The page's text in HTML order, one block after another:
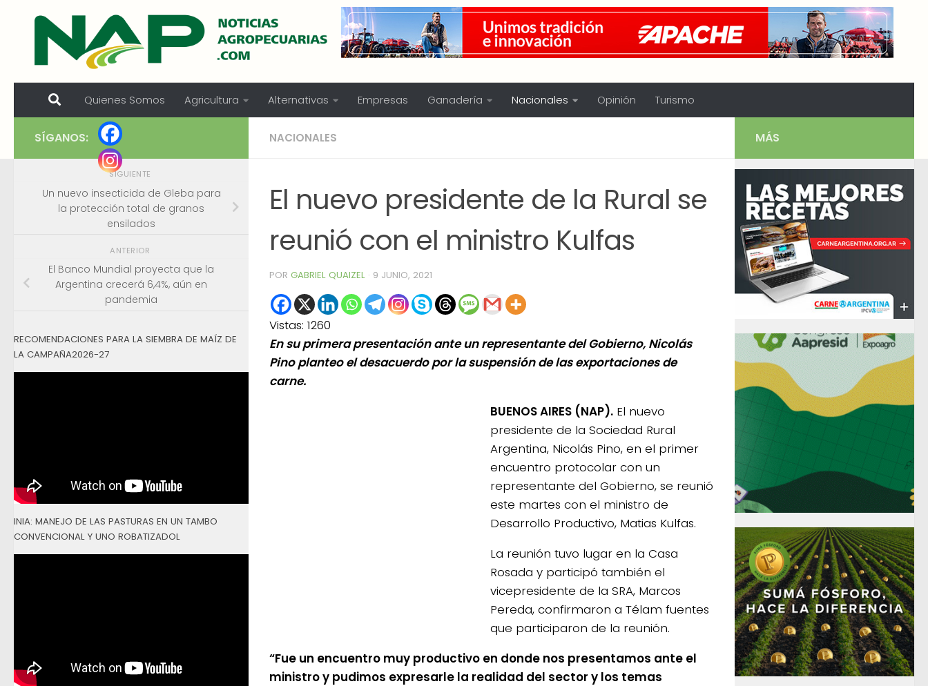
Skip to content
Quienes Somos Agricultura Alternativas Empresas Ganadería Nacionales Opinión Turismo
NACIONALES
El nuevo presidente de la Rural se
reunió con el ministro Kulfas
POR GABRIEL QUAIZEL · 9 JUNIO, 2021
Vistas: 1260
En su primera presentación ante un representante del Gobierno, Nicolás
Pino planteo el desacuerdo por la suspensión de las exportaciones de
carne.
BUENOS AIRES (NAP). El nuevo
presidente de la Sociedad Rural
Argentina, Nicolás Pino, en el primer
encuentro protocolar con un
representante del Gobierno, se reunió
este martes con el ministro de
Desarrollo Productivo, Matias Kulfas.
La reunión tuvo lugar en la Casa
Rosada y participó también el
vicepresidente de la SRA, Marcos
Pereda, confirmaron a Télam fuentes
que participaron de la reunión.
“Fue un encuentro muy productivo en donde nos presentamos ante el
ministro y pudimos expresarle la realidad del sector y los temas
SÍGANOS:
SIGUIENTE
Un nuevo insecticida de Gleba para
la protección total de granos
ensilados
ANTERIOR
El Banco Mundial proyecta que la
Argentina crecerá 6,4%, aún en
pandemia
RECOMENDACIONES PARA LA SIEMBRA DE MAÍZ DE
LA CAMPAÑA2026-27
INIA: MANEJO DE LAS PASTURAS EN UN TAMBO
CONVENCIONAL Y UNO ROBATIZADOL
MÁS